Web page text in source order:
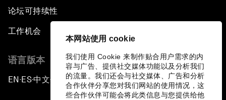
本网站使用 cookie
我们使用 Cookie 来制作贴合用户需求的内
容与广告、提供社交媒体功能以及分析我们
的流量。我们还会与社交媒体、广告和分析
合作伙伴分享您对我们网站的使用情况，这
些合作伙伴可能会将此类信息与您提供给他
论坛可持续性
工作机会
语言版本
EN ▪ES▪中文▪ 日本語